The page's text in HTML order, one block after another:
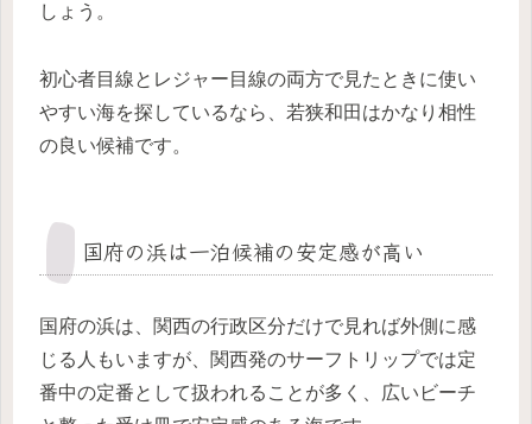
しょう。
初心者目線とレジャー目線の両方で見たときに使い
やすい海を探しているなら、若狭和田はかなり相性
の良い候補です。
国府の浜は一泊候補の安定感が高い
国府の浜は、関西の行政区分だけで見れば外側に感
じる人もいますが、関西発のサーフトリップでは定
番中の定番として扱われることが多く、広いビーチ